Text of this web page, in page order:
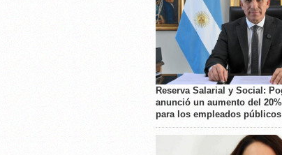
Reserva Salarial y Social:
anunció un aumento del 20%
para los empleados públicos